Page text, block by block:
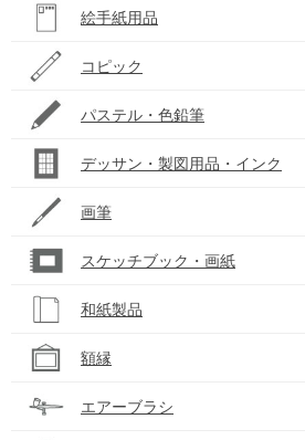
絵手紙用品
コピック
パステル・色鉛筆
デッサン・製図用品・インク
画筆
スケッチブック・画紙
和紙製品
額縁
エアーブラシ